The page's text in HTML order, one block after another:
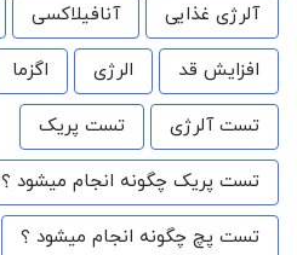
آلرژی غذایی آنافیلاکسی
افزایش قد الرژی اگزما
تست آلرژی تست پریک
تست پریک چگونه انجام میشود ؟
تست پچ چگونه انجام میشود ؟